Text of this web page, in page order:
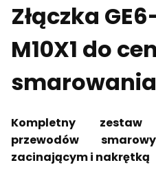
Złączka
M10X1 do
smarowania
Kompletny zestaw
przewodów
zacinającym i nakrętką